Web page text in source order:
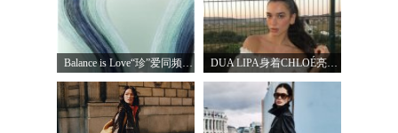
Balance is Love“珍”爱同频 耀启七夕 TASA DUA LIPA身着CHLOÉ亮相 2026 SUNNY HILL 音乐节